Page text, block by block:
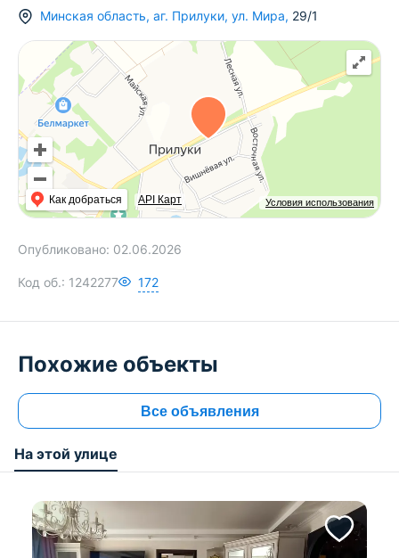
Минская область, аг. Прилуки, ул. Мира, 29/1
Условия использования
Как добраться API Карт
Опубликовано: 02.06.2026
Код об.: 1242277 172
Похожие объекты
Все объявления
На этой улице